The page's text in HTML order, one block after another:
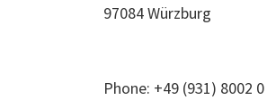
97084 Würzburg
Phone: +49 (931) 8002 0